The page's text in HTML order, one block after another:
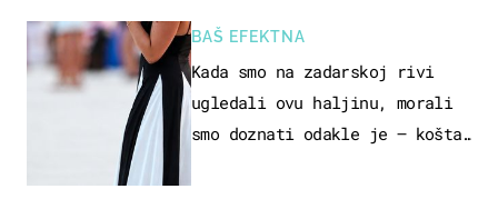
BAŠ EFEKTNA
Kada smo na zadarskoj rivi
ugledali ovu haljinu, morali
smo doznati odakle je – košta